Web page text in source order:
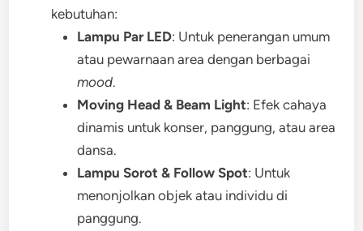
kebutuhan:
Lampu Par LED: Untuk penerangan umum
atau pewarnaan area dengan berbagai
mood.
Moving Head & Beam Light: Efek cahaya
dinamis untuk konser, panggung, atau area
dansa.
Lampu Sorot & Follow Spot: Untuk
menonjolkan objek atau individu di
panggung.